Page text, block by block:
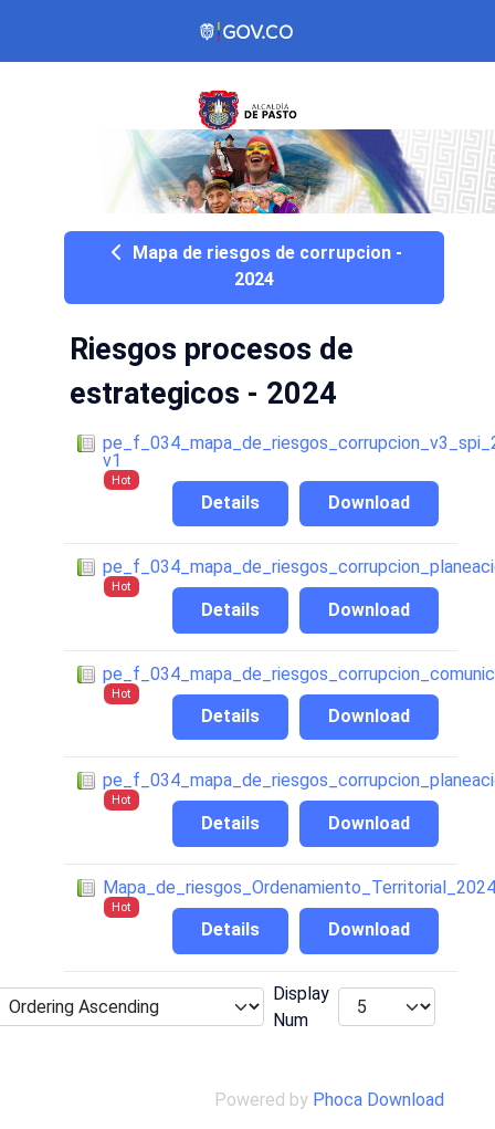
Mapa de riesgos de corrupcion -
2024
Riesgos procesos de
estrategicos - 2024
v1
Hot
Download
Details
Hot
Download
Details
Hot
Download
Details
Hot
Download
Details
Hot
Download
Details
Display
Num
Powered by Phoca Download